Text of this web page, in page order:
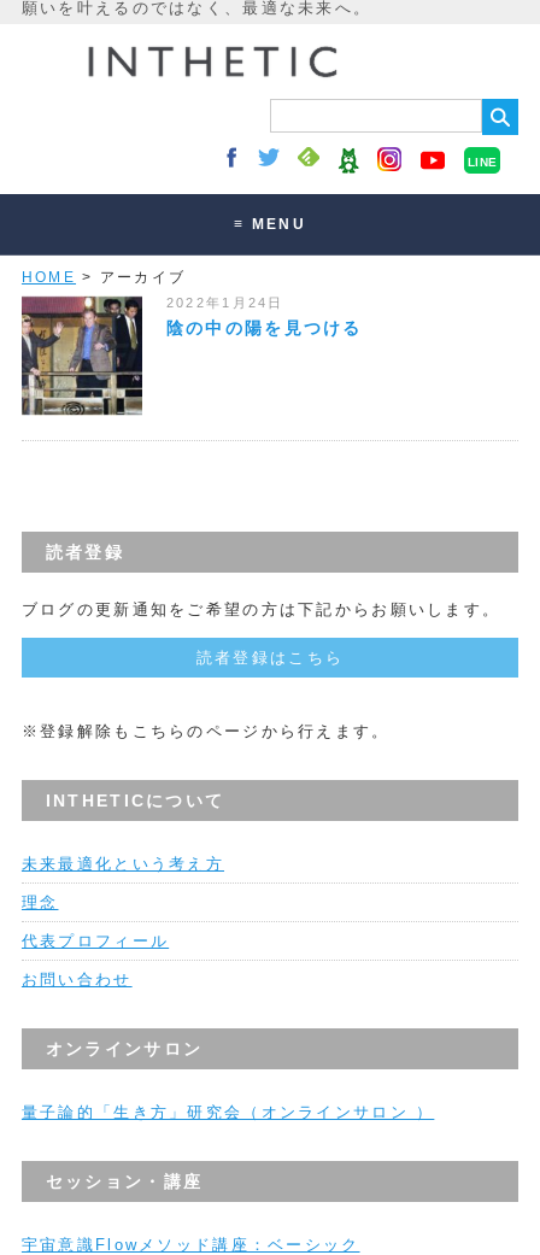
LINE
≡ MENU
講座・セッション
HOME > アーカイブ
2022年1月24日
陰の中の陽を見つける
読者登録
ブログの更新通知をご希望の方は下記からお願いします。
読者登録はこちら
※登録解除もこちらのページから行えます。
INTHETICについて
未来最適化という考え方
理念
代表プロフィール
お問い合わせ
オンラインサロン
量子論的「生き方」研究会（オンラインサロン ）
セッション・講座
宇宙意識Flowメソッド講座：ベーシック